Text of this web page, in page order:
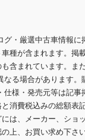
グ・厳選中古車情報に
種が含まれます。掲
含まれています。ま
なる場合があります。
様・発売元等は記事
消費税込みの総額表
は、メーカー、ショ
上、お買い求め下さ